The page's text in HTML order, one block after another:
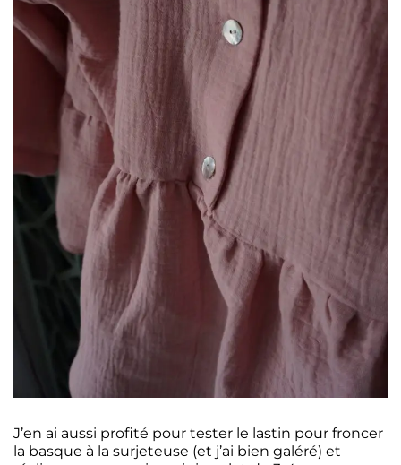
J’en ai aussi profité pour tester le lastin pour froncer
la basque à la surjeteuse (et j’ai bien galéré) et